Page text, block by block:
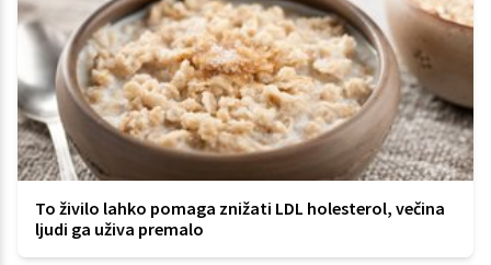
To živilo lahko pomaga znižati LDL holesterol, večina
ljudi ga uživa premalo